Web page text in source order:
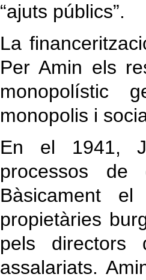
“ajuts públics”.
La
Per Amin els
monopolístic
monopolis i
En el 1941,
processos de
Bàsicament
propietàries
pels
assalariats.